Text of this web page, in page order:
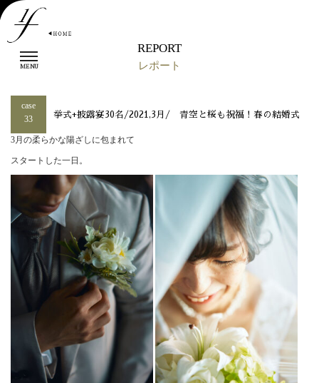
t
o
g
l
e
n
v
i
t
n
MENU
REPORT
レポート
case
33
挙式+披露宴30名/2021,3月/ 青空と桜も祝福！春の結婚式
3月の柔らかな陽ざしに包まれて
スタートした一日。